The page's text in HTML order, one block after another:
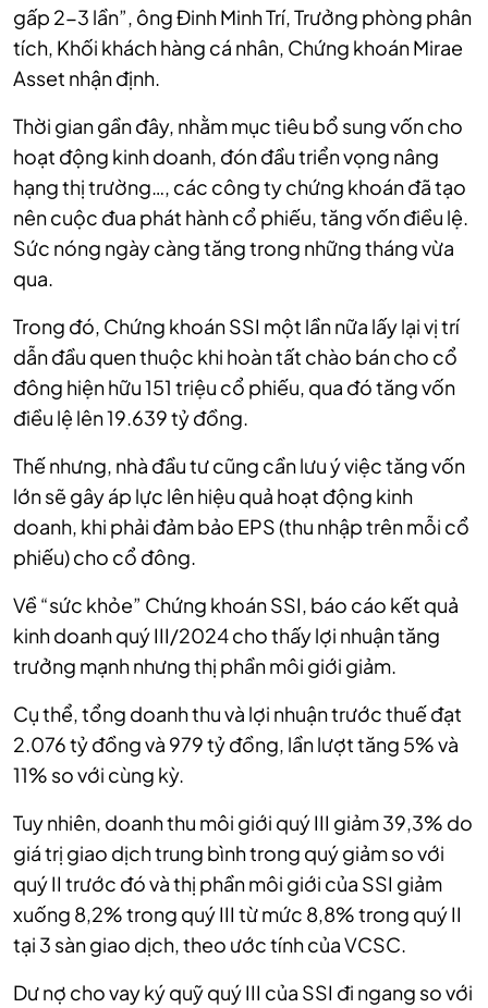
gấp 2-3 lần”, ông Đinh Minh Trí, Trưởng phòng phân
tích, Khối khách hàng cá nhân, Chứng khoán Mirae
Asset nhận định.
Thời gian gần đây, nhằm mục tiêu bổ sung vốn cho
hoạt động kinh doanh, đón đầu triển vọng nâng
hạng thị trường…, các công ty chứng khoán đã tạo
nên cuộc đua phát hành cổ phiếu, tăng vốn điều lệ.
Sức nóng ngày càng tăng trong những tháng vừa
qua.
Trong đó, Chứng khoán SSI một lần nữa lấy lại vị trí
dẫn đầu quen thuộc khi hoàn tất chào bán cho cổ
đông hiện hữu 151 triệu cổ phiếu, qua đó tăng vốn
điều lệ lên 19.639 tỷ đồng.
Thế nhưng, nhà đầu tư cũng cần lưu ý việc tăng vốn
lớn sẽ gây áp lực lên hiệu quả hoạt động kinh
doanh, khi phải đảm bảo EPS (thu nhập trên mỗi cổ
phiếu) cho cổ đông.
Về “sức khỏe” Chứng khoán SSI, báo cáo kết quả
kinh doanh quý III/2024 cho thấy lợi nhuận tăng
trưởng mạnh nhưng thị phần môi giới giảm.
Cụ thể, tổng doanh thu và lợi nhuận trước thuế đạt
2.076 tỷ đồng và 979 tỷ đồng, lần lượt tăng 5% và
11% so với cùng kỳ.
Tuy nhiên, doanh thu môi giới quý III giảm 39,3% do
giá trị giao dịch trung bình trong quý giảm so với
quý II trước đó và thị phần môi giới của SSI giảm
xuống 8,2% trong quý III từ mức 8,8% trong quý II
tại 3 sàn giao dịch, theo ước tính của VCSC.
Dư nợ cho vay ký quỹ quý III của SSI đi ngang so với